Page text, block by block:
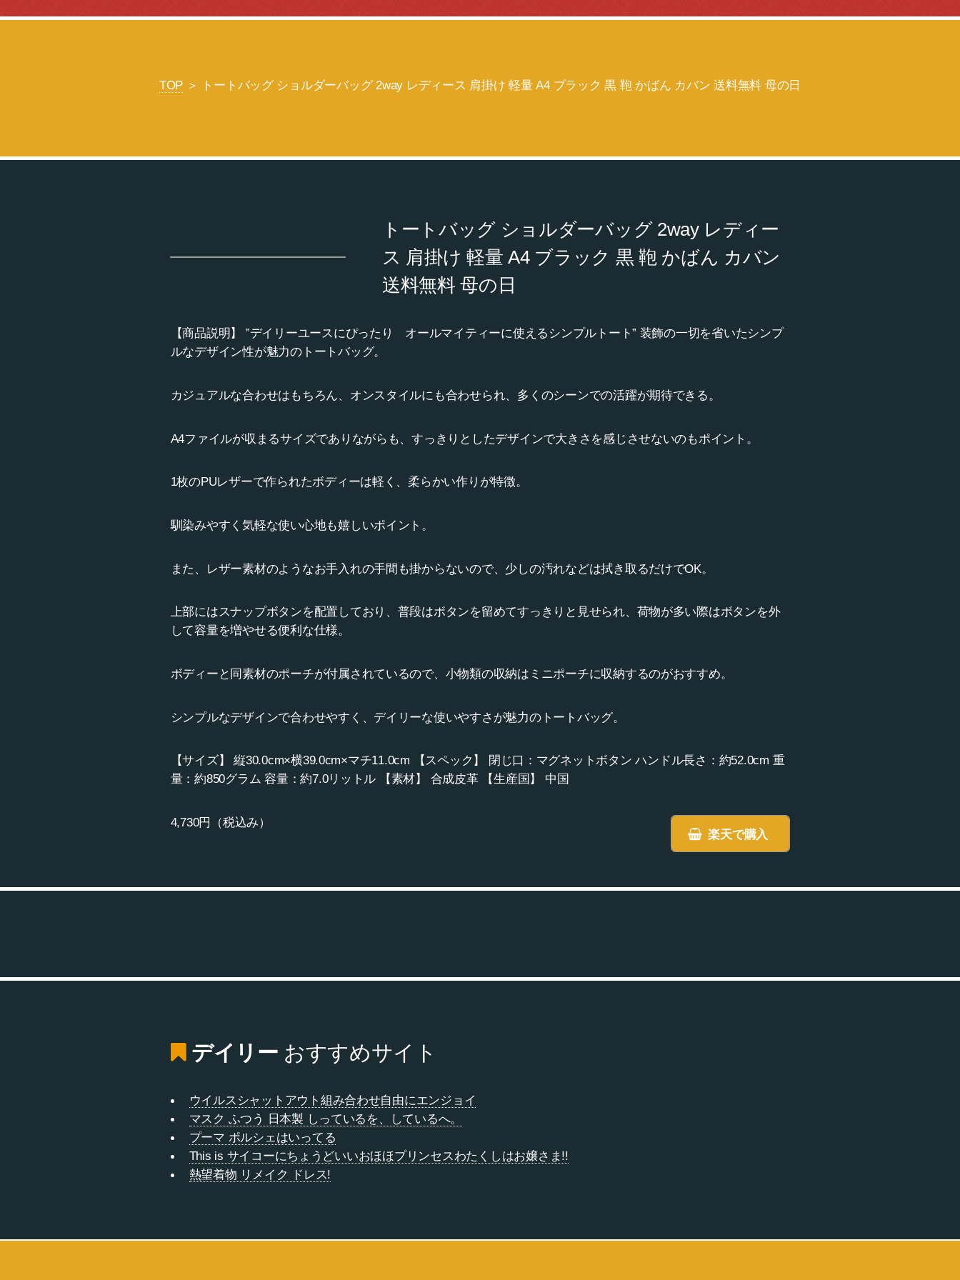
TOP ＞ トートバッグ ショルダーバッグ 2way レディース 肩掛け 軽量 A4 ブラック 黒 鞄 かばん カバン 送料無料 母の日
トートバッグ ショルダーバッグ 2way レディー
ス 肩掛け 軽量 A4 ブラック 黒 鞄 かばん カバン
送料無料 母の日
【商品説明】 ”デイリーユースにぴったり オールマイティーに使えるシンプルトート” 装飾の一切を省いたシンプ
ルなデザイン性が魅力のトートバッグ。
カジュアルな合わせはもちろん、オンスタイルにも合わせられ、多くのシーンでの活躍が期待できる。
A4ファイルが収まるサイズでありながらも、すっきりとしたデザインで大きさを感じさせないのもポイント。
1枚のPUレザーで作られたボディーは軽く、柔らかい作りが特徴。
馴染みやすく気軽な使い心地も嬉しいポイント。
また、レザー素材のようなお手入れの手間も掛からないので、少しの汚れなどは拭き取るだけでOK。
上部にはスナップボタンを配置しており、普段はボタンを留めてすっきりと見せられ、荷物が多い際はボタンを外
して容量を増やせる便利な仕様。
ボディーと同素材のポーチが付属されているので、小物類の収納はミニポーチに収納するのがおすすめ。
シンプルなデザインで合わせやすく、デイリーな使いやすさが魅力のトートバッグ。
【サイズ】 縦30.0cm×横39.0cm×マチ11.0cm 【スペック】 閉じ口：マグネットボタン ハンドル長さ：約52.0cm 重
量：約850グラム 容量：約7.0リットル 【素材】 合成皮革 【生産国】 中国
楽天で購入
4,730円（税込み）
デイリー おすすめサイト
ウイルスシャットアウト組み合わせ自由にエンジョイ
マスク ふつう 日本製 しっているを、しているへ。
プーマ ポルシェはいってる
This is サイコーにちょうどいいおほほプリンセスわたくしはお嬢さま!!
熱望着物 リメイク ドレス!